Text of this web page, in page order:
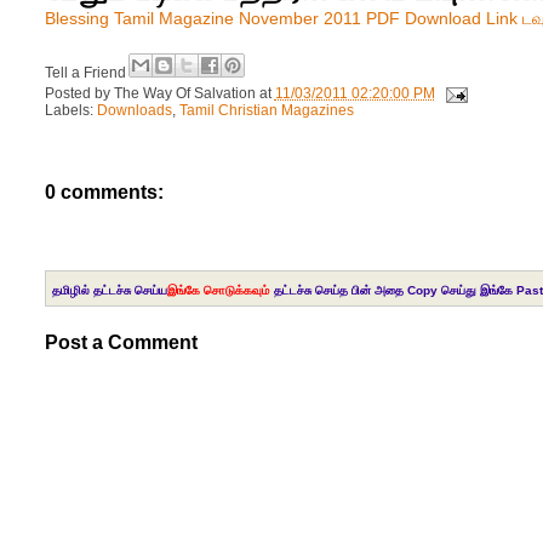
Blessing Tamil Magazine November 2011 PDF Download Link
Tell a Friend
Posted by
The Way Of Salvation at 11/03/2011 02:20:00 PM
Labels: Downloads, Tamil Christian Magazines
0 comments:
தமிழில் தட்டச்சு செய்யஇங்கே சொடுக்கவும் தட்டச்சு செய்த பின் அதை Copy செய்து இங்கே
Post a Comment